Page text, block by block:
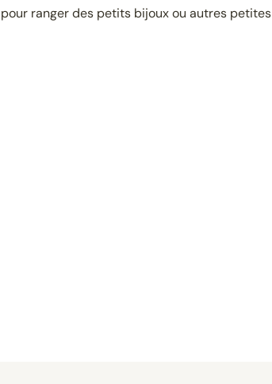
ranger des petits bijoux ou autres petites